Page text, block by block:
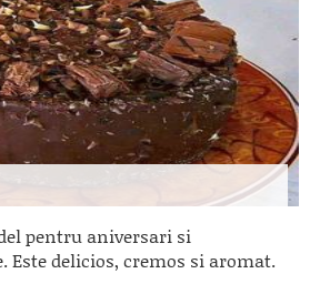
pentru aniversari si
Este delicios, cremos si aromat.